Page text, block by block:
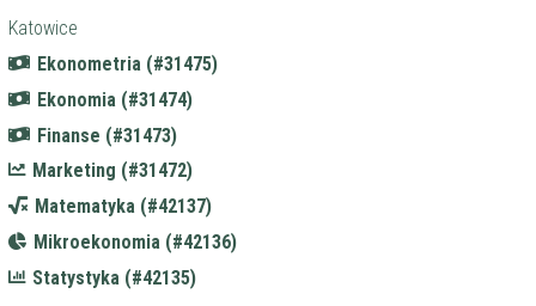
Katowice
Ekonometria (#31475)
Ekonomia (#31474)
Finanse (#31473)
Marketing (#31472)
Matematyka (#42137)
Mikroekonomia (#42136)
Statystyka (#42135)